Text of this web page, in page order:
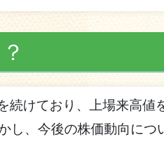
けており、上場来高値
し、今後の株価動向に